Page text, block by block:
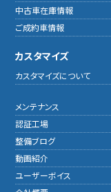
中古車在庫情報
ご成約車情報
カスタマイズ
カスタマイズについて
メンテナンス
認証工場
整備ブログ
動画紹介
ユーザーボイス